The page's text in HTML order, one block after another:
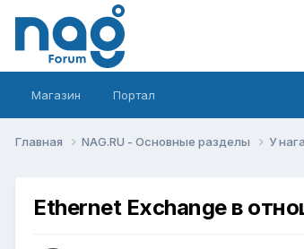
Магазин Портал
Главная NAG.RU - Основные разделы У нага
Ethernet Exchange в